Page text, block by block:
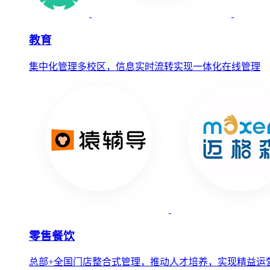
教育
集中化管理多校区，信息实时流转实现一体化在线管理
零售餐饮
总部+全国门店整合式管理，推动人才培养，实现精益运